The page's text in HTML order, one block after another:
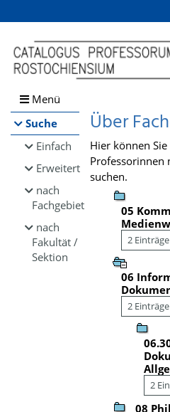
Browsen
direkt zum Inhalt
Menü
Suche
Einfach
Erweitert
nach
Fachgebiet
nach
Fakultät /
Sektion
Über
Hier können
Professorinnen
suchen.
05
2 Einträge
06
2 Einträge
2
08